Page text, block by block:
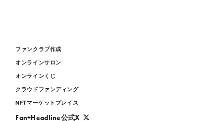
ファンクラブ作成
オンラインサロン
オンラインくじ
クラウドファンディング
NFTマーケットプレイス
Fan+Headline公式X